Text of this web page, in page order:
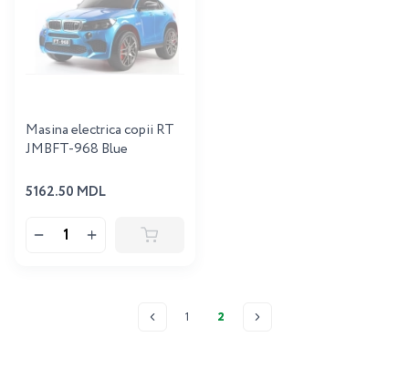
Masina electrica copii RT
JMBFT-968 Blue
5162.50 MDL
1 2